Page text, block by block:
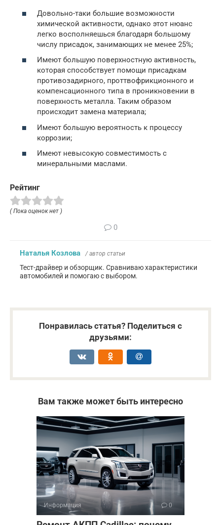
Довольно-таки большие возможности
химической активности, однако этот нюанс
легко восполняешься благодаря большому
числу присадок, занимающих не менее 25%;
Имеют большую поверхностную активность,
которая способствует помощи присадкам
противозадирного, проттвофрикционного и
компенсационного типа в проникновении в
поверхность металла. Таким образом
происходит замена материала;
Имеют большую вероятность к процессу
коррозии;
Имеют невысокую совместимость с
минеральными маслами.
Рейтинг
( Пока оценок нет )
0
Наталья Козлова / автор статьи
Тест-драйвер и обзорщик. Сравниваю характеристики
автомобилей и помогаю с выбором.
Понравилась статья? Поделиться с
друзьями:
Вам также может быть интересно
Информация 0